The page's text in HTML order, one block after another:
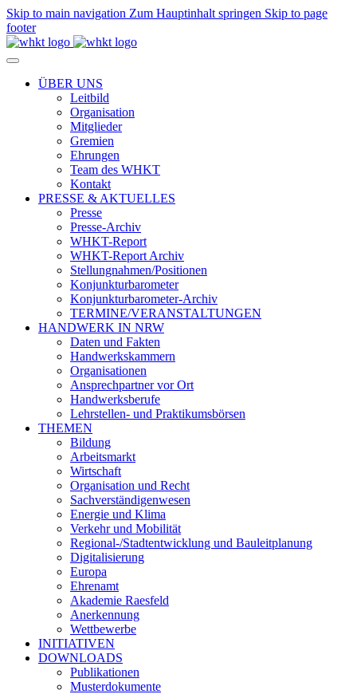
Skip to main navigation Zum Hauptinhalt springen Skip to page
footer
ÜBER UNS
Leitbild
Organisation
Mitglieder
Gremien
Ehrungen
Team des WHKT
Kontakt
PRESSE & AKTUELLES
Presse
Presse-Archiv
WHKT-Report
WHKT-Report Archiv
Stellungnahmen/Positionen
Konjunkturbarometer
Konjunkturbarometer-Archiv
TERMINE/VERANSTALTUNGEN
HANDWERK IN NRW
Daten und Fakten
Handwerkskammern
Organisationen
Ansprechpartner vor Ort
Handwerksberufe
Lehrstellen- und Praktikumsbörsen
THEMEN
Bildung
Arbeitsmarkt
Wirtschaft
Organisation und Recht
Sachverständigenwesen
Energie und Klima
Verkehr und Mobilität
Regional-/Stadtentwicklung und Bauleitplanung
Digitalisierung
Europa
Ehrenamt
Akademie Raesfeld
Anerkennung
Wettbewerbe
INITIATIVEN
DOWNLOADS
Publikationen
Musterdokumente